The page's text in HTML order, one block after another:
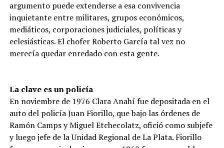
argumento puede extenderse a esa convivencia
inquietante entre militares, grupos económicos,
mediáticos, corporaciones judiciales, políticas y
eclesiásticas. El chofer Roberto García tal vez no
merecía quedar enredado con esta gente.
La clave es un policía
En noviembre de 1976 Clara Anahí fue depositada en el
auto del policía Juan Fiorillo, que bajo las órdenes de
Ramón Camps y Miguel Etchecolatz, ofició como subjefe
y luego jefe de la Unidad Regional de La Plata. Fiorillo